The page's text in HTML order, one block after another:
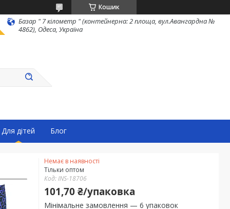
Кошик
Базар " 7 кілометр " (контейнерна: 2 площа, вул.Авангардна №
4862), Одеса, Україна
Для дітей Блог
Немає в наявності
Тільки оптом
Код:INS-18706
101,70 ₴/упаковка
Мінімальне замовлення — 6 упаковок